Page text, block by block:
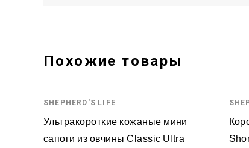
Похожие товары
SHEPHERD'S LIFE
Ультракороткие кожаные мини
сапоги из овчины Classic Ultra